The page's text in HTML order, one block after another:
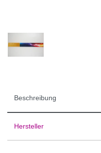
Beschreibung
Hersteller